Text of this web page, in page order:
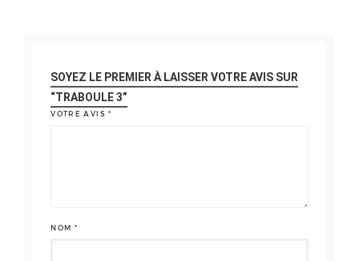
SOYEZ LE PREMIER À LAISSER VOTRE AVIS SUR
“TRABOULE 3”
VOTRE AVIS*
NOM *